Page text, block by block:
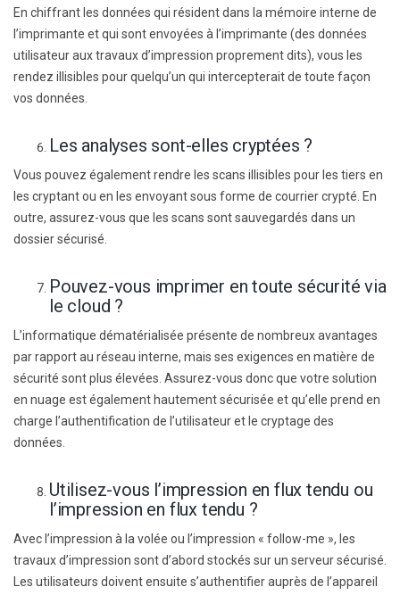
En chiffrant les données qui résident dans la mémoire interne de
l’imprimante et qui sont envoyées à l’imprimante (des données
utilisateur aux travaux d’impression proprement dits), vous les
rendez illisibles pour quelqu’un qui intercepterait de toute façon
vos données.
Les analyses sont-elles cryptées ?
Vous pouvez également rendre les scans illisibles pour les tiers en
les cryptant ou en les envoyant sous forme de courrier crypté. En
outre, assurez-vous que les scans sont sauvegardés dans un
dossier sécurisé.
Pouvez-vous imprimer en toute sécurité via
le cloud ?
L’informatique dématérialisée présente de nombreux avantages
par rapport au réseau interne, mais ses exigences en matière de
sécurité sont plus élevées. Assurez-vous donc que votre solution
en nuage est également hautement sécurisée et qu’elle prend en
charge l’authentification de l’utilisateur et le cryptage des
données.
Utilisez-vous l’impression en flux tendu ou
l’impression en flux tendu ?
Avec l’impression à la volée ou l’impression « follow-me », les
travaux d’impression sont d’abord stockés sur un serveur sécurisé.
Les utilisateurs doivent ensuite s’authentifier auprès de l’appareil